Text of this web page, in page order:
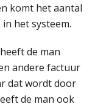
komt het aantal
het systeem.
de man
andere factuur
dat wordt door
de man ook
HBO Programma Manager Payroll Services & Benefits